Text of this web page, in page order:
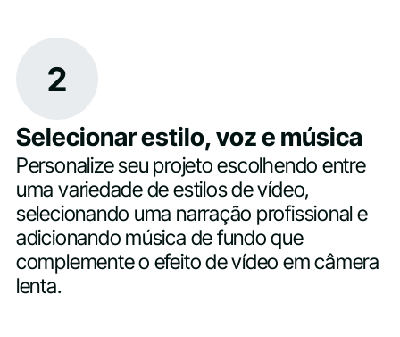
2
Selecionar estilo, voz e música
Personalize seu projeto escolhendo entre
uma variedade de estilos de vídeo,
selecionando uma narração profissional e
adicionando música de fundo que
complemente o efeito de vídeo em câmera
lenta.